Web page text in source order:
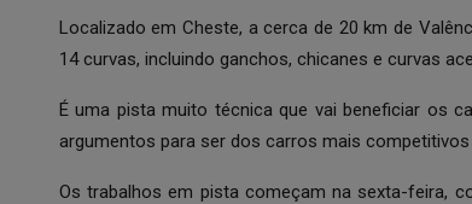
Localizado em Cheste, a cerca de 20 km de
14 curvas, incluindo ganchos, chicanes e curvas
É uma pista muito técnica que vai beneficiar os
argumentos para ser dos carros mais
Os trabalhos em pista começam na sexta-feira,